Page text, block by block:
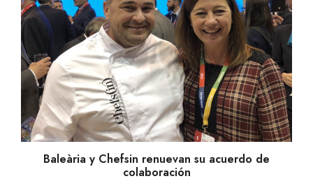
Baleària y Chefsin renuevan su acuerdo de
colaboración